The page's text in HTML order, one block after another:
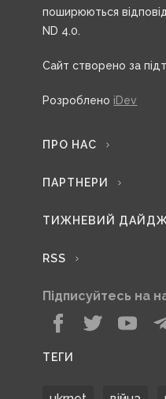
поширюються
ND 4.0.
Сайт створено за
Розроблено iDev
ПРО НАС
ПАРТНЕРИ
ТИЖНЕВИЙ
RSS
Підписуйтесь на
ТЕГИ